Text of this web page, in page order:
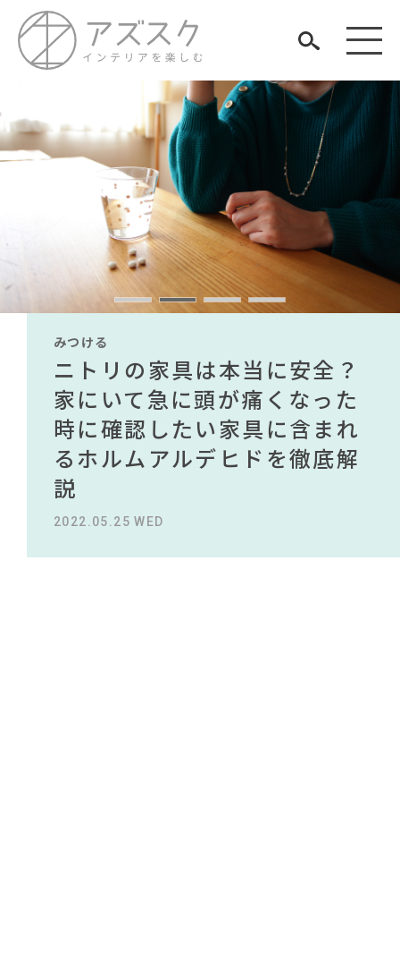
TAG LIST
#テレワーク#IDÉE #ファニタメ#家具
#チェア#展示会
#インテリアスタイリングの法則
#岸井ゆきの #2022 秋ドラマ#ニトリ
#映画#タンスのゲン#岡崎製材#ACTUS
#ソファ#DINOS CORPORATION#IKEA
#フェリシモ#一枚板#サステナブル
#インテリアコーディネート#関家具
#おすすめ#アダル#コメリ#unico#コクヨ
#良品計画
#2022 春ドラマ
#KEYUCA
見つける
知る
楽しむ
ARCHIVE
NEWS
ABOUT
みつける
無印で有名デザイナーのアイ
テムが手に入る？無印良品で
買える有名デザイナーがデザ
インしたインテリアを一挙紹
介
2022.10.24 MON
みつける
IKEA家具は引っ越し業者を悩
ませる？引っ越し業者に敬遠
されている理由を徹底解
説！！
2023.09.27 WED
みつける
ニトリの家具は本当に安全？
家にいて急に頭が痛くなった
時に確認したい家具に含まれ
るホルムアルデヒドを徹底解
説
2022.05.25 WED
みつける
【部屋をおしゃれにしたい人
必見】今話題のインテリアス
タイルから定番スタイルまで
紹介！おすすめインテリアス
タイル18選
2023.09.23 SAT
みつける
無印で有名デザイナーのアイ
テムが手に入る？無印良品で
買える有名デザイナーがデザ
インしたインテリアを一挙紹
介
2022.10.24 MON
みつける
IKEA家具は引っ越し業者を悩
ませる？引っ越し業者に敬遠
されている理由を徹底解
説！！
2023.09.27 WED